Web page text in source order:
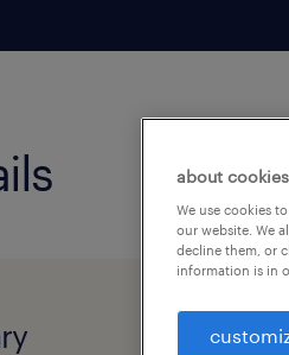
about cookies
We use cookies
our website. We
decline them, or
information is in